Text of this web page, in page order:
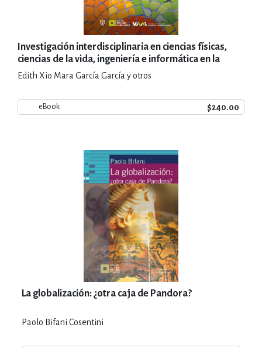
Investigación interdisciplinaria en ciencias físicas,
ciencias de la vida, ingeniería e informática en la
Universidad de Guadalajara
Edith Xio Mara García García y otros
eBook $240.00
La globalización: ¿otra caja de Pandora?
Paolo Bifani Cosentini